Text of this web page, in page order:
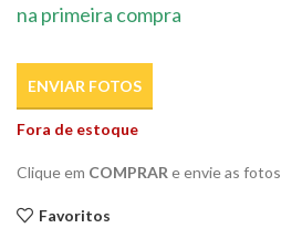
na primeira compra
ENVIAR FOTOS
Fora de estoque
Clique em COMPRAR e envie as fotos
Favoritos